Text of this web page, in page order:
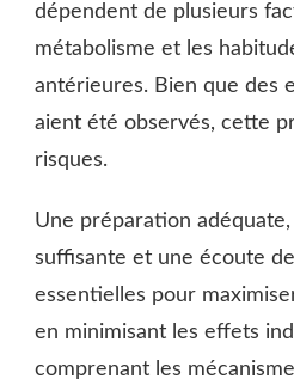
dépendent de plusieurs
métabolisme et les
antérieures. Bien que des
aient été observés, cette
risques.
Une préparation
suffisante et une écoute
essentielles pour
en minimisant les effets
comprenant les